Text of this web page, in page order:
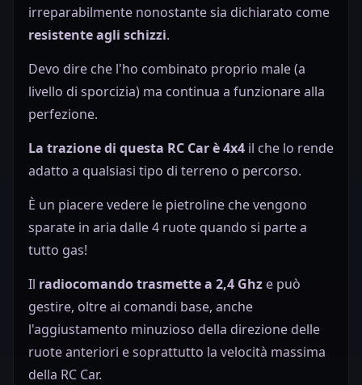
irreparabilmente nonostante sia dichiarato come
resistente agli schizzi.
Devo dire che l'ho combinato proprio male (a
livello di sporcizia) ma continua a funzionare alla
perfezione.
La trazione di questa RC Car è 4x4 il che lo rende
adatto a qualsiasi tipo di terreno o percorso.
È un piacere vedere le pietroline che vengono
sparate in aria dalle 4 ruote quando si parte a
tutto gas!
Il radiocomando trasmette a 2,4 Ghz e può
gestire, oltre ai comandi base, anche
l'aggiustamento minuzioso della direzione delle
ruote anteriori e soprattutto la velocità massima
della RC Car.